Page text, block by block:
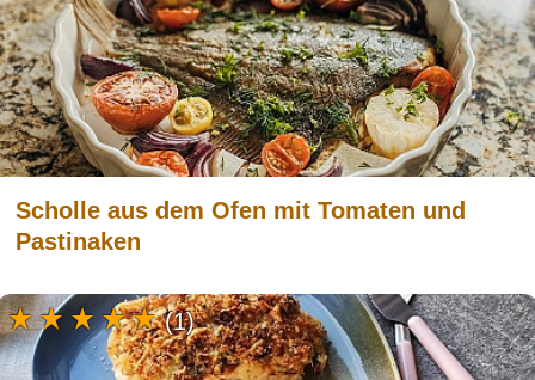
Scholle aus dem Ofen mit Tomaten und
Pastinaken
(1)